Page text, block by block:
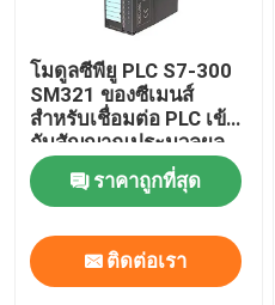
การล็อคสายไฟฟ้าด้วยตัวเอง
โมดูลซีพียู PLC S7-300
SM321 ของซีเมนส์
สำหรับเชื่อมต่อ PLC เข้า
กับสัญญาณประมวลผล
แบบดิจิตอล
ราคาถูกที่สุด
ติดต่อเรา